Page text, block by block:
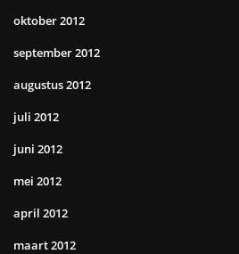
oktober 2012
september 2012
augustus 2012
juli 2012
juni 2012
mei 2012
april 2012
maart 2012